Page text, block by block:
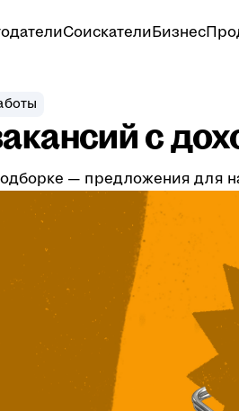
СоискателиБизнес
с
— предложения для